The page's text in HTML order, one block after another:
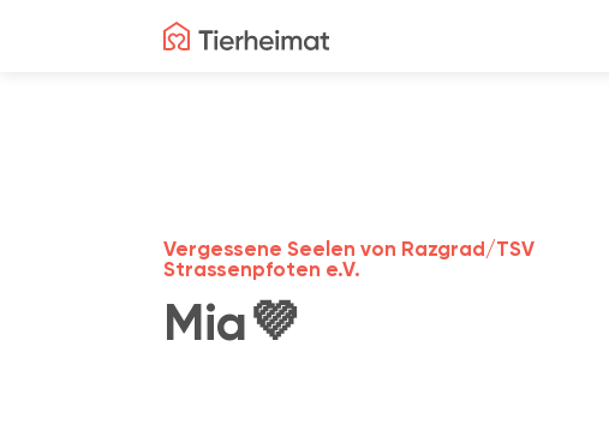
Mia💜
Vergessene Seelen von Razgrad/TSV
Strassenpfoten e.V.